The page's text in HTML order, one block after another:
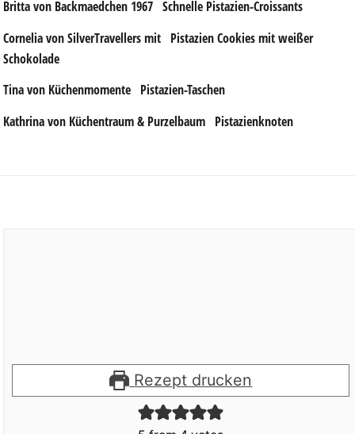
Britta von Backmaedchen 1967 Schnelle Pistazien-Croissants
Cornelia von SilverTravellers mit Pistazien Cookies mit weißer
Schokolade
Tina von Küchenmomente Pistazien-Taschen
Kathrina von Küchentraum & Purzelbaum Pistazienknoten
Rezept drucken